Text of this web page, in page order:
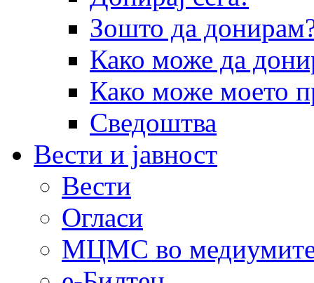
Зошто да
Како може да
Како може моето
Сведоштва
Вести и јавност
Вести
Огласи
МЦМС во